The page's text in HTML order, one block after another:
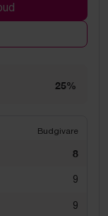
25%
Budgivare
8
9
9